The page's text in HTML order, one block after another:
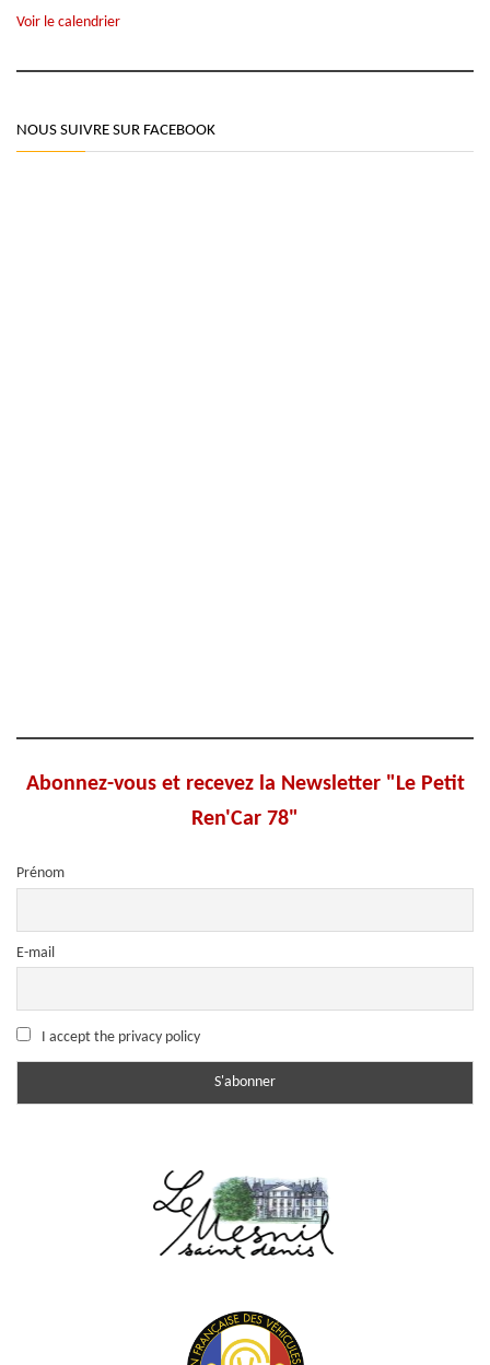
Voir le calendrier
NOUS SUIVRE SUR FACEBOOK
Abonnez-vous et recevez la Newsletter "Le Petit
Ren'Car 78"
Prénom
E-mail
I accept the privacy policy